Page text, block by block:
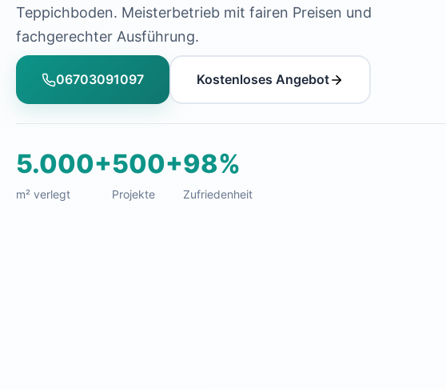
Teppichboden. Meisterbetrieb mit fairen Preisen und
fachgerechter Ausführung.
06703091097 Kostenloses Angebot
5.000+
m² verlegt
500+
Projekte
98%
Zufriedenheit